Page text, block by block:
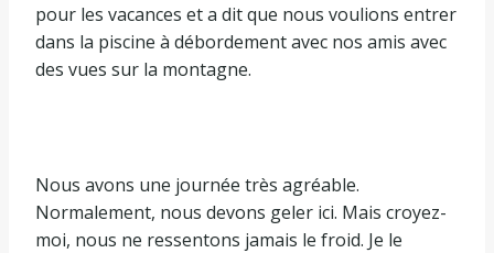
pour les vacances et a dit que nous voulions entrer
dans la piscine à débordement avec nos amis avec
des vues sur la montagne.
Nous avons une journée très agréable.
Normalement, nous devons geler ici. Mais croyez-
moi, nous ne ressentons jamais le froid. Je le